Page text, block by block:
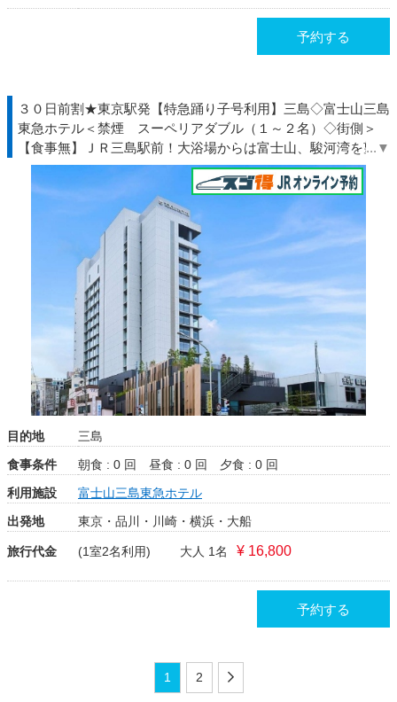
予約する
３０日前割★東京駅発【特急踊り子号利用】三島◇富士山三島
東急ホテル＜禁煙 スーペリアダブル（１～２名）◇街側＞
【食事無】ＪＲ三島駅前！大浴場からは富士山、駿河湾を望む
大絶景！◆伊豆◇ＪＲきっぷ駅受取
目的地
三島
食事条件
朝食 : 0 回 昼食 : 0 回
夕食 : 0 回
利用施設
富士山三島東急ホテル
出発地
東京・品川・川崎・横浜・大船
旅行代金 (1室2名利用) 大人 1名 ¥ 16,800
予約する
1 2